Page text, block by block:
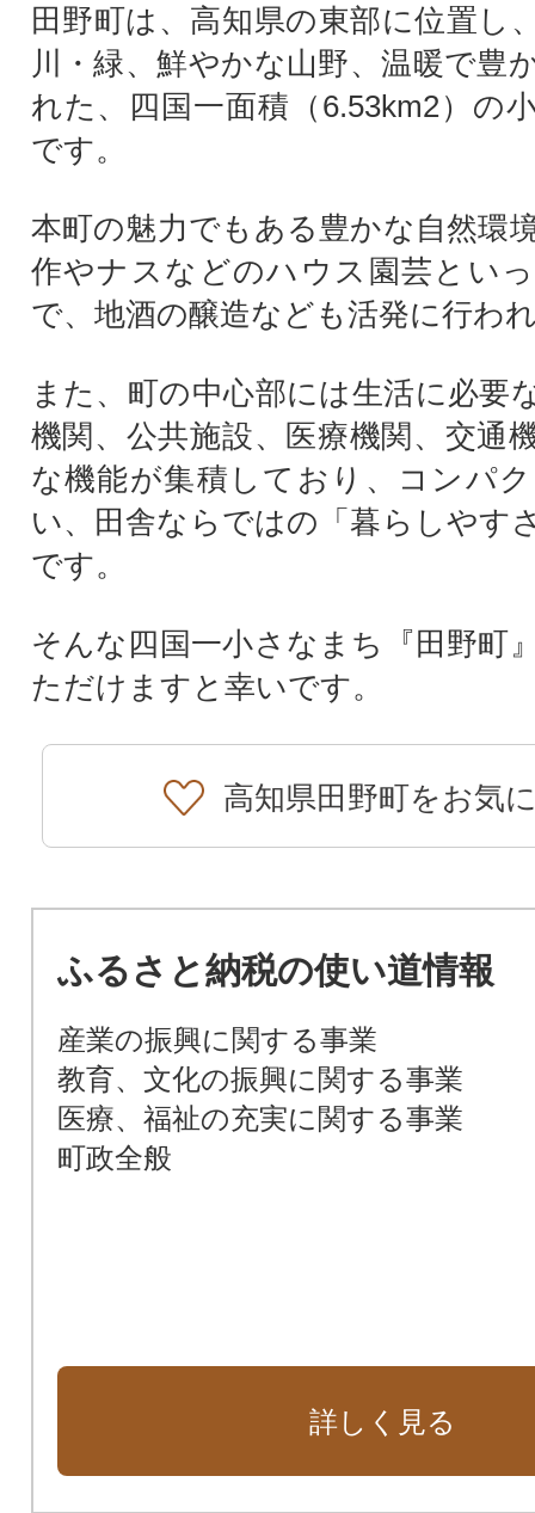
田野町は、高知県の東部に位置し
川・緑、鮮やかな山野、温暖で豊
れた、四国一面積（6.53km2）の
です。
本町の魅力でもある豊かな自然環
作やナスなどのハウス園芸とい
で、地酒の醸造なども活発に行わ
また、町の中心部には生活に必要
機関、公共施設、医療機関、交通
な機能が集積しており、コンパ
い、田舎ならではの「暮らしやす
です。
そんな四国一小さなまち『田野町
ただけますと幸いです。
高知県田野町をお気
ふるさと納税の使い道情報
産業の振興に関する事業
教育、文化の振興に関する事業
医療、福祉の充実に関する事業
町政全般
詳しく見る